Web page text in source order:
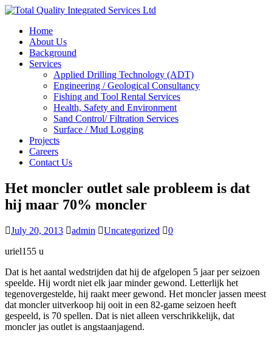
Home
About Us
Background
Services
Applied Drilling Technology (ADT)
Engineering / Geological Consultancy
Fishing and Tool Rental Services
Health, Safety and Environment
Sand Control/ Filtration Services
Surface / Mud Logging
Projects
Careers
Contact Us
Het moncler outlet sale probleem is dat
hij maar 70% moncler
July 20, 2013 admin Uncategorized
0
uriel155 u
Dat is het aantal wedstrijden dat hij de afgelopen 5 jaar per seizoen
speelde. Hij wordt niet elk jaar minder gewond. Letterlijk het
tegenovergestelde, hij raakt meer gewond. Het moncler jassen meest
dat moncler uitverkoop hij ooit in een 82-game seizoen heeft
gespeeld, is 70 spellen. Dat is niet alleen verschrikkelijk, dat
moncler jas outlet is angstaanjagend.